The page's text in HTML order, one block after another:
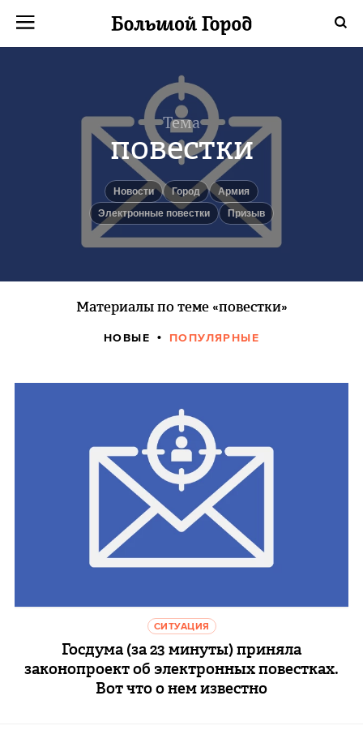
Тема
повестки
новости город
армия
Электронные повестки
призыв
Материалы по теме «повестки»
НОВЫЕ ПОПУЛЯРНЫЕ
СИТУАЦИЯ
Госдума (за 23 минуты) приняла
законопроект об электронных повестках.
Вот что о нем известно